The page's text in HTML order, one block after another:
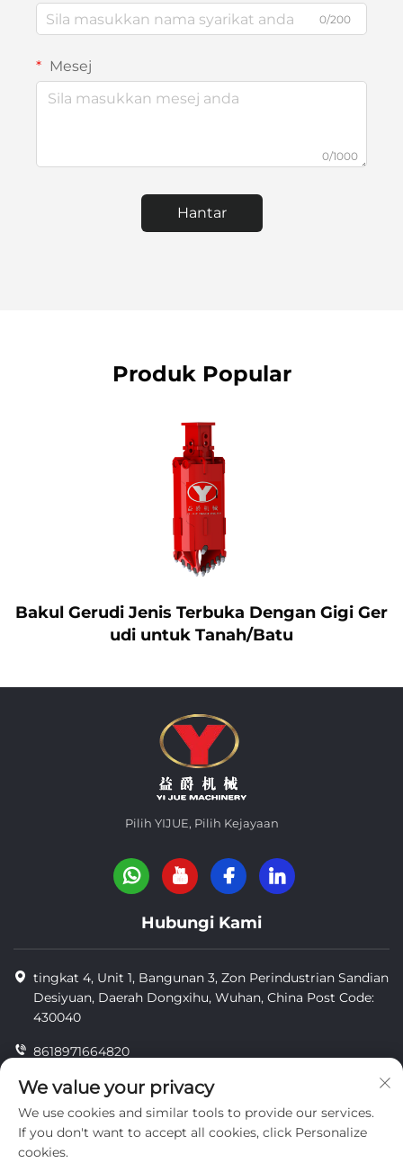
0/200
Mesej
0/1000
Hantar
Produk Popular
Bakul Gerudi Jenis Terbuka Dengan Gigi Ger
udi untuk Tanah/Batu
Pilih YIJUE, Pilih Kejayaan
Hubungi Kami
tingkat 4, Unit 1, Bangunan 3, Zon Perindustrian Sandian
Desiyuan, Daerah Dongxihu, Wuhan, China Post Code:
430040
8618971664820
8618971664820
[email protected]
We value your privacy
We use cookies and similar tools to provide our services.
If you don't want to accept all cookies, click Personalize
cookies.